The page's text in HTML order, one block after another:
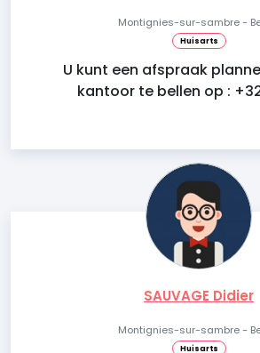
Montignies-sur-sambre -
Huisarts
U kunt een afspraak
kantoor te bellen op :
SAUVAGE Didier
Montignies-sur-sambre -
Huisarts